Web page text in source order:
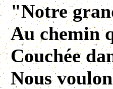
"Notre
Au chemin
Couchée
Nous